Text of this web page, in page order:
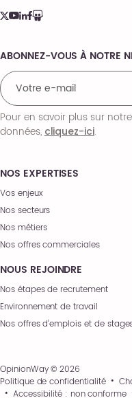
NOS EXPERTISES
Vos enjeux
Nos secteurs
Nos métiers
Nos offres commerciales
NOUS REJOINDRE
Nos étapes de recrutement
Environnement de travail
Nos offres d’emplois et de
Comments
ABONNEZ-VOUS À NOTRE
Pour en savoir plus sur
données,cliquez-ici.
OpinionWay © 2026
Politique de confidentialité
Accessibilité : non conforme